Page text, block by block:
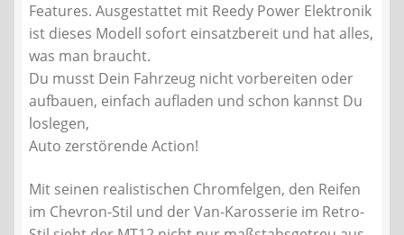
Features. Ausgestattet mit Reedy Power Elektronik
ist dieses Modell sofort einsatzbereit und hat alles,
was man braucht.
Du musst Dein Fahrzeug nicht vorbereiten oder
aufbauen, einfach aufladen und schon kannst Du
loslegen,
Auto zerstörende Action!
Mit seinen realistischen Chromfelgen, den Reifen
im Chevron-Stil und der Van-Karosserie im Retro-